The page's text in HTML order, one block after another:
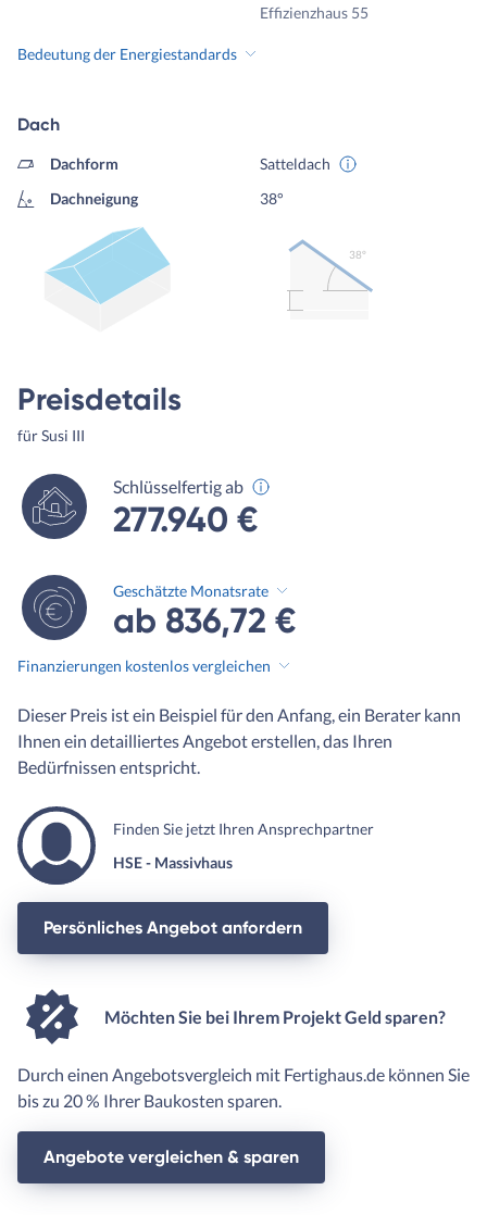
Effizienzhaus 55
Bedeutung der Energiestandards
Dach
Dachform
Satteldach
Dachneigung
38°
38º
Preisdetails
für Susi III
Schlüsselfertig ab
277.940 €
Geschätzte Monatsrate
ab 836,72 €
Finanzierungen kostenlos vergleichen
Dieser Preis ist ein Beispiel für den Anfang, ein Berater kann
Ihnen ein detailliertes Angebot erstellen, das Ihren
Bedürfnissen entspricht.
Finden Sie jetzt Ihren Ansprechpartner
HSE - Massivhaus
Persönliches Angebot anfordern
Möchten Sie bei Ihrem Projekt Geld sparen?
Durch einen Angebotsvergleich mit Fertighaus.de können Sie
bis zu 20 % Ihrer Baukosten sparen.
Angebote vergleichen & sparen